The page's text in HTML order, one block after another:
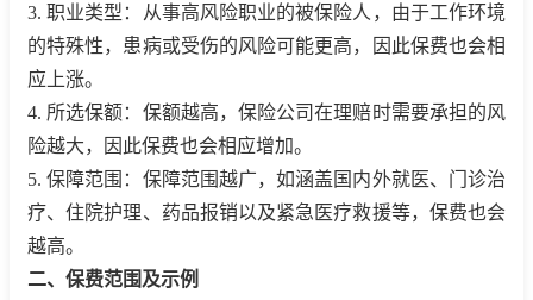
3. 职业类型：从事高风险职业的被保险人，由于工作环境
的特殊性，患病或受伤的风险可能更高，因此保费也会相
应上涨。
4. 所选保额：保额越高，保险公司在理赔时需要承担的风
险越大，因此保费也会相应增加。
5. 保障范围：保障范围越广，如涵盖国内外就医、门诊治
疗、住院护理、药品报销以及紧急医疗救援等，保费也会
越高。
二、保费范围及示例